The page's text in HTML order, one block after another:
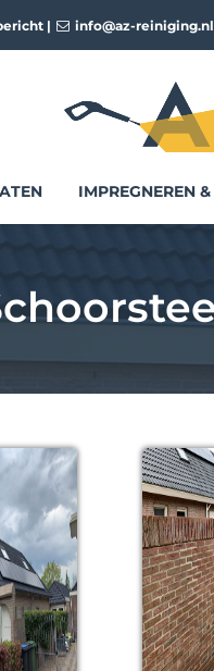
| info@az-reiniging.nl
IMPREGNEREN